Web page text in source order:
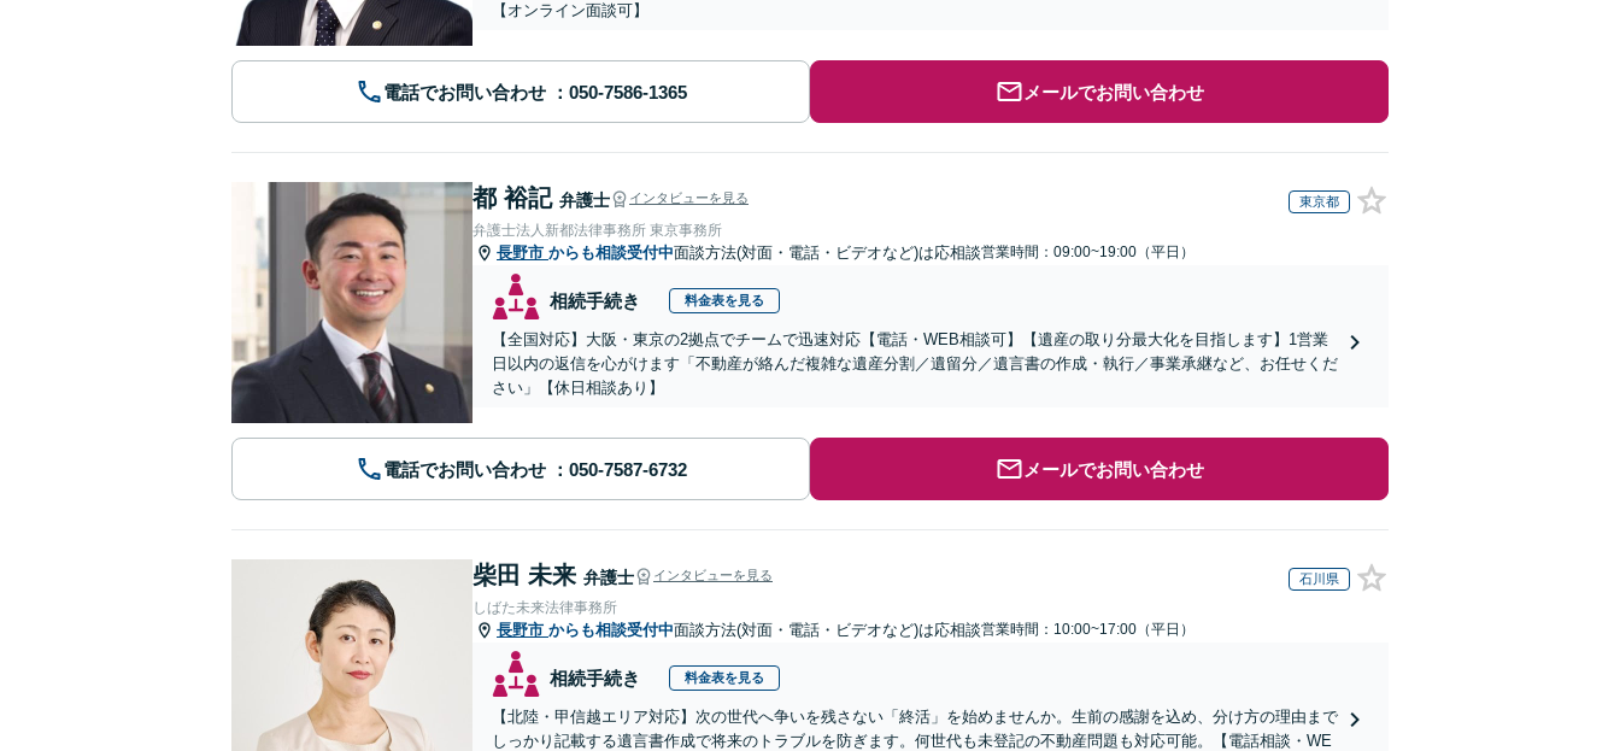
【オンライン面談可】
電話でお問い合わせ メールでお問い合わせ
都 裕記 弁護士 インタビューを見る 東京都
弁護士法人新都法律事務所 東京事務所
長野市 からも相談受付中面談方法(対面・電話・ビデオなど)は応相談営業時間：09:00~19:00（平日）
相続手続き 料金表を見る
【全国対応】大阪・東京の2拠点でチームで迅速対応【電話・WEB相談可】【遺産の取り分最大化を目指します】1営業
日以内の返信を心がけます「不動産が絡んだ複雑な遺産分割／遺留分／遺言書の作成・執行／事業承継など、お任せくだ
さい」【休日相談あり】
電話でお問い合わせ メールでお問い合わせ
柴田 未来 弁護士 インタビューを見る 石川県
しばた未来法律事務所
長野市 からも相談受付中面談方法(対面・電話・ビデオなど)は応相談営業時間：10:00~17:00（平日）
相続手続き 料金表を見る
【北陸・甲信越エリア対応】次の世代へ争いを残さない「終活」を始めませんか。生前の感謝を込め、分け方の理由まで
しっかり記載する遺言書作成で将来のトラブルを防ぎます。何世代も未登記の不動産問題も対応可能。【電話相談・WE